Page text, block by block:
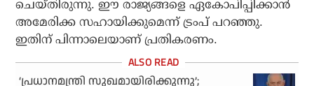
ചെയ്തിരുന്നു. ഈ രാജ്യങ്ങളെ ഏകോപിപ്പിക്കാന്‍
അമേരിക്ക സഹായിക്കുമെന്ന് ട്രംപ് പറഞ്ഞു.
ഇതിന് പിന്നാലെയാണ് പ്രതികരണം.
‘പ്രധാനമന്ത്രി സുഖമായിരിക്കുന്നു’;